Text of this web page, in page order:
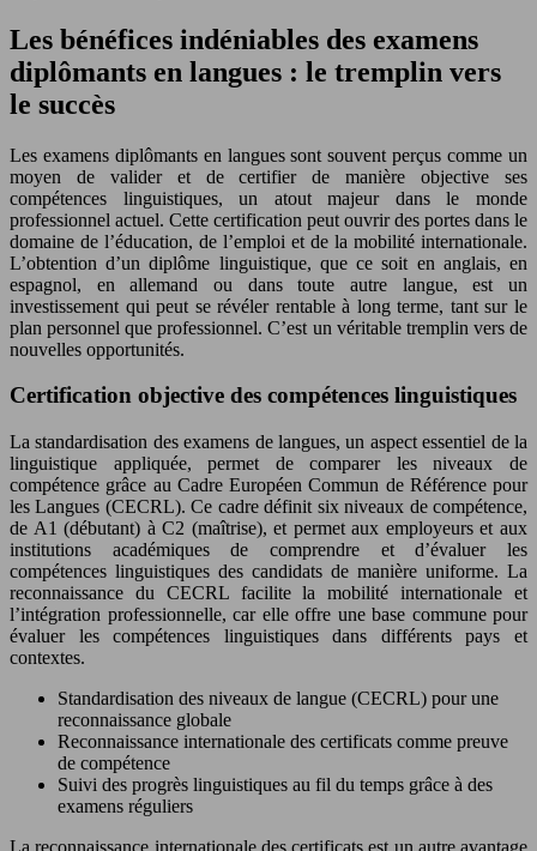
Les bénéfices indéniables des examens
diplômants en langues : le tremplin vers
le succès
Les examens diplômants en langues sont souvent perçus comme un
moyen de valider et de certifier de manière objective ses
compétences linguistiques, un atout majeur dans le monde
professionnel actuel. Cette certification peut ouvrir des portes dans le
domaine de l’éducation, de l’emploi et de la mobilité internationale.
L’obtention d’un diplôme linguistique, que ce soit en anglais, en
espagnol, en allemand ou dans toute autre langue, est un
investissement qui peut se révéler rentable à long terme, tant sur le
plan personnel que professionnel. C’est un véritable tremplin vers de
nouvelles opportunités.
Certification objective des compétences linguistiques
La standardisation des examens de langues, un aspect essentiel de la
linguistique appliquée, permet de comparer les niveaux de
compétence grâce au Cadre Européen Commun de Référence pour
les Langues (CECRL). Ce cadre définit six niveaux de compétence,
de A1 (débutant) à C2 (maîtrise), et permet aux employeurs et aux
institutions académiques de comprendre et d’évaluer les
compétences linguistiques des candidats de manière uniforme. La
reconnaissance du CECRL facilite la mobilité internationale et
l’intégration professionnelle, car elle offre une base commune pour
évaluer les compétences linguistiques dans différents pays et
contextes.
Standardisation des niveaux de langue (CECRL) pour une
reconnaissance globale
Reconnaissance internationale des certificats comme preuve
de compétence
Suivi des progrès linguistiques au fil du temps grâce à des
examens réguliers